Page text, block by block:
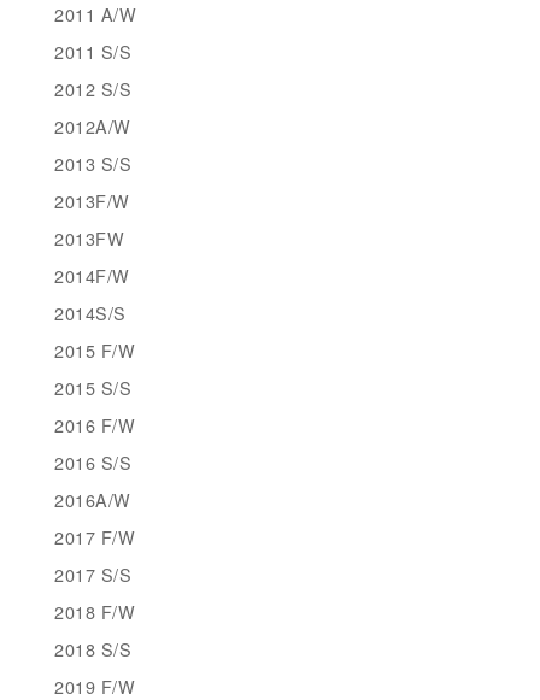
2011 A/W
2011 S/S
2012 S/S
2012A/W
2013 S/S
2013F/W
2013FW
2014F/W
2014S/S
2015 F/W
2015 S/S
2016 F/W
2016 S/S
2016A/W
2017 F/W
2017 S/S
2018 F/W
2018 S/S
2019 F/W